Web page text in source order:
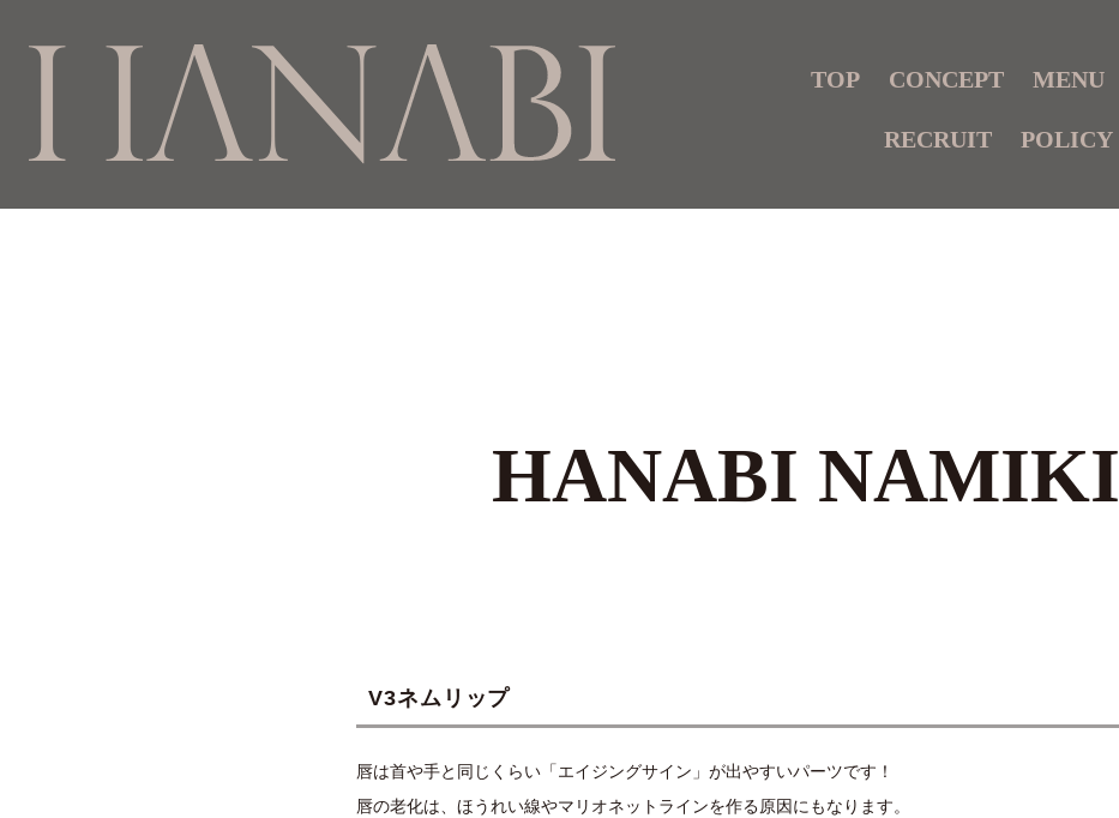
TOP CONCEPT MENU
RECRUIT POLICY
HANABI NAMIKI
V3ネムリップ
唇は首や手と同じくらい「エイジングサイン」が出やすいパーツです！
唇の老化は、ほうれい線やマリオネットラインを作る原因にもなります。